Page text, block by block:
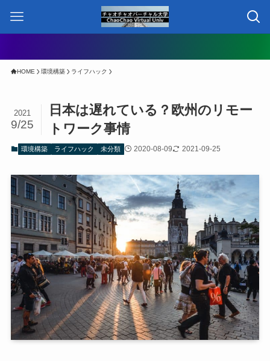
HOME 環境構築 ライフハック
日本は遅れている？欧州のリモー
トワーク事情
2021
9/25
環境構築 ライフハック 未分類 2020-08-09 2021-09-25